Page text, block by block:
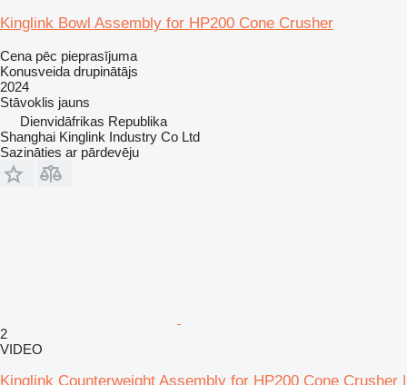
Kinglink Bowl Assembly for HP200 Cone Crusher
Cena pēc pieprasījuma
Konusveida drupinātājs
2024
Stāvoklis jauns
Dienvidāfrikas Republika
Shanghai Kinglink Industry Co Ltd
Sazināties ar pārdevēju
2
VIDEO
Kinglink Counterweight Assembly for HP200 Cone Crusher |